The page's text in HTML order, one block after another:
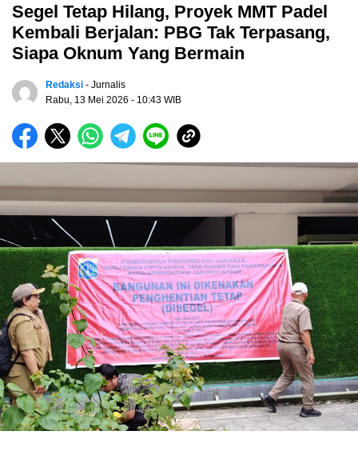
Segel Tetap Hilang, Proyek MMT Padel
Kembali Berjalan: PBG Tak Terpasang,
Siapa Oknum Yang Bermain
Redaksi - Jurnalis
Rabu, 13 Mei 2026 - 10:43 WIB